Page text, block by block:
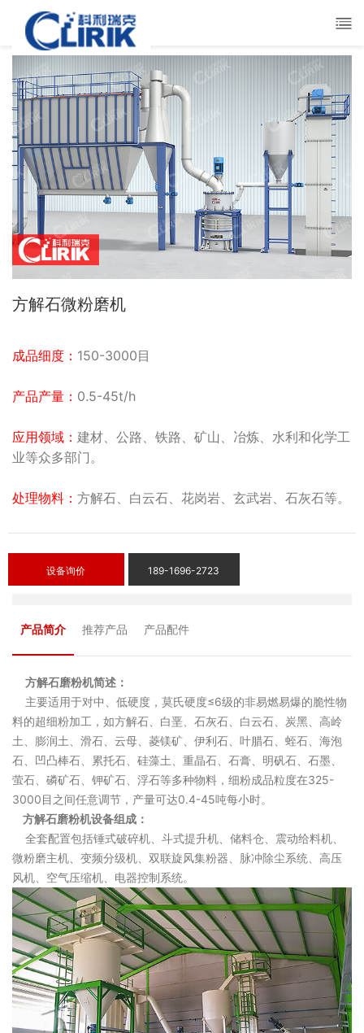
方解石微粉磨机
成品细度： 150-3000目
产品产量： 0.5-45t/h
应用领域： 建材、公路、铁路、矿山、冶炼、水利和化学工
业等众多部门。
处理物料： 方解石、白云石、花岗岩、玄武岩、石灰石等。
设备询价 189-1696-2723
产品简介 推荐产品 产品配件
方解石磨粉机简述：
主要适用于对中、低硬度，莫氏硬度≤6级的非易燃易爆的脆性物
料的超细粉加工，如方解石、白垩、石灰石、白云石、炭黑、高岭
土、膨润土、滑石、云母、菱镁矿、伊利石、叶腊石、蛭石、海泡
石、凹凸棒石、累托石、硅藻土、重晶石、石膏、明矾石、石墨、
萤石、磷矿石、钾矿石、浮石等多种物料，细粉成品粒度在325-
3000目之间任意调节，产量可达0.4-45吨每小时。
方解石磨粉机设备组成：
全套配置包括锤式破碎机、斗式提升机、储料仓、震动给料机、
微粉磨主机、变频分级机、双联旋风集粉器、脉冲除尘系统、高压
风机、空气压缩机、电器控制系统。